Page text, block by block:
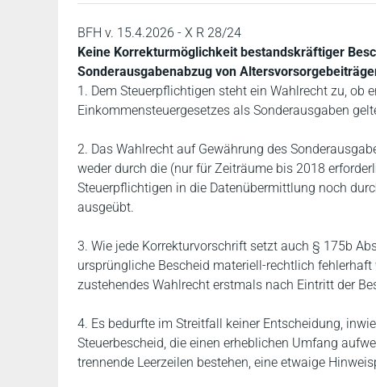
BFH v. 15.4.2026 - X R 28/24
Keine Korrekturmöglichkeit bestandskräftiger
Sonderausgabenabzug von
1. Dem Steuerpflichtigen steht ein Wahlrecht zu, ob
Einkommensteuergesetzes als Sonderausgaben
2. Das Wahlrecht auf Gewährung des
weder durch die (nur für Zeiträume bis 2018
Steuerpflichtigen in die Datenübermittlung noch
ausgeübt.
3. Wie jede Korrekturvorschrift setzt auch § 175b
ursprüngliche Bescheid materiell-rechtlich
zustehendes Wahlrecht erstmals nach Eintritt der
4. Es bedurfte im Streitfall keiner Entscheidung,
Steuerbescheid, die einen erheblichen Umfang
trennende Leerzeilen bestehen, eine etwaige